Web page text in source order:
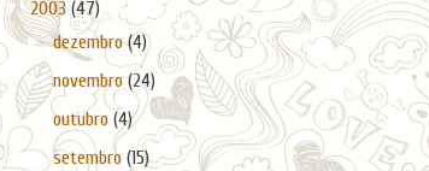
▼2003 (47)
►dezembro(4)
►novembro(24)
►outubro(4)
▼setembro(15)